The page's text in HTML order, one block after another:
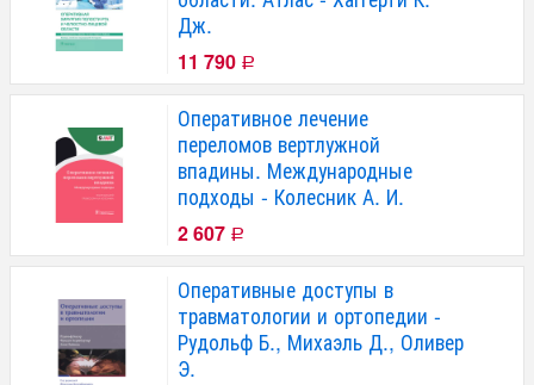
Дж.
11 790 Р
Оперативное лечение
переломов вертлужной
впадины. Международные
подходы - Колесник А. И.
2 607 Р
Оперативные доступы в
травматологии и ортопедии -
Рудольф Б., Михаэль Д., Оливер
Э.